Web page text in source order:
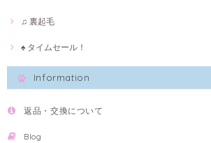
♫ 裏起毛
♠ タイムセール！
Information
返品・交換について
Blog